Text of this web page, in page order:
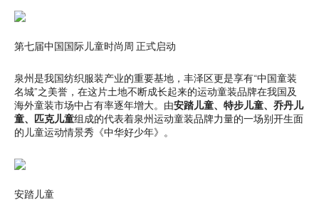
第七届中国国际儿童时尚周 正式启动
泉州是我国纺织服装产业的重要基地，丰泽区更是享有“中国童装
名城”之美誉，在这片土地不断成长起来的运动童装品牌在我国及
海外童装市场中占有率逐年增大。由安踏儿童、特步儿童、乔丹儿
童、匹克儿童组成的代表着泉州运动童装品牌力量的一场别开生面
的儿童运动情景秀《中华好少年》。
安踏儿童